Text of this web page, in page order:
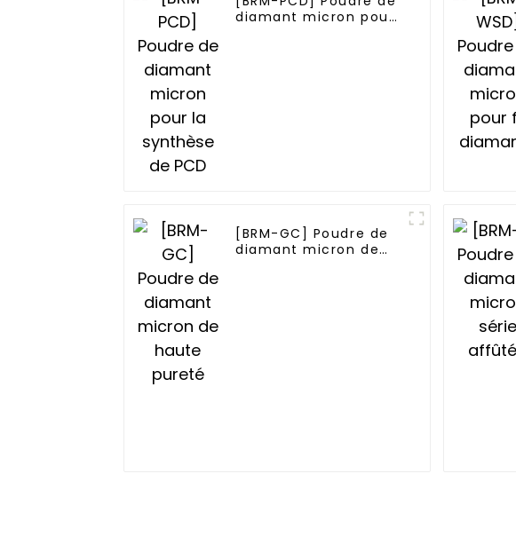
diamant micron pour
[BRM-GC] Poudre de
diamant micron de